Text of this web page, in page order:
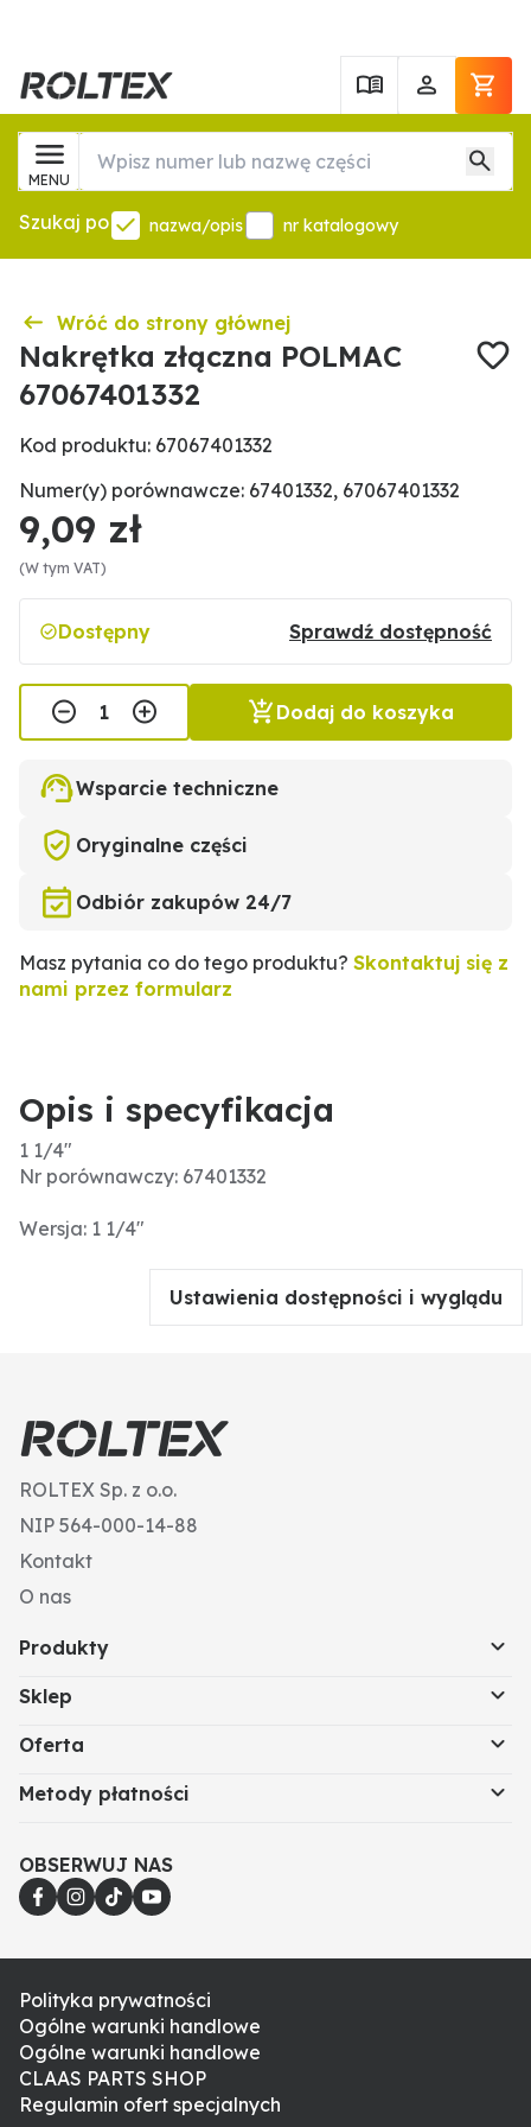
MENU
Szukaj po nazwa/opis nr katalogowy
Wróć do strony głównej
Nakrętka złączna POLMAC
67067401332
Kod produktu: 67067401332
Numer(y) porównawcze: 67401332, 67067401332
9,09 zł
(W tym VAT)
Dostępny Sprawdź dostępność
Dodaj do koszyka
Wsparcie techniczne
Oryginalne części
Odbiór zakupów 24/7
Masz pytania co do tego produktu? Skontaktuj się z
nami przez formularz
Opis i specyfikacja
1 1/4"
Nr porównawczy: 67401332
Wersja: 1 1/4"
Ustawienia dostępności i wyglądu
ROLTEX Sp. z o.o.
NIP 564-000-14-88
Kontakt
O nas
Produkty
Sklep
Oferta
Metody płatności
OBSERWUJ NAS
Polityka prywatności
Ogólne warunki handlowe
Ogólne warunki handlowe
CLAAS PARTS SHOP
Regulamin ofert specjalnych